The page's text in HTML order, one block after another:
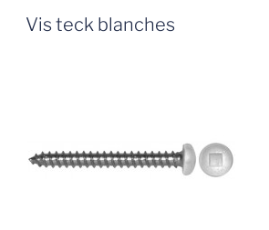
Vis teck blanches